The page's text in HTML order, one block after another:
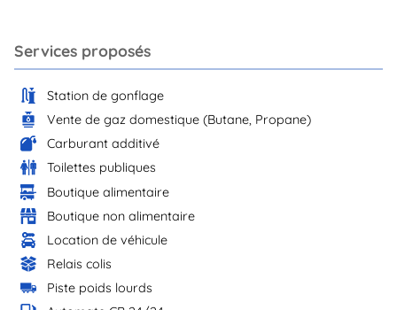
Services proposés
Station de gonflage
Vente de gaz domestique (Butane, Propane)
Carburant additivé
Toilettes publiques
Boutique alimentaire
Boutique non alimentaire
Location de véhicule
Relais colis
Piste poids lourds